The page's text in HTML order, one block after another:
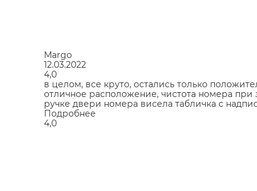
Margo
12.03.2022
4,0
в целом, все круто, остались только
отличное расположение, чистота номера
ручке двери номера висела табличка с
Подробнее
4,0